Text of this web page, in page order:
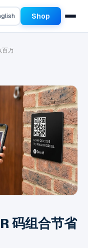
Shop
百万
码组合节省